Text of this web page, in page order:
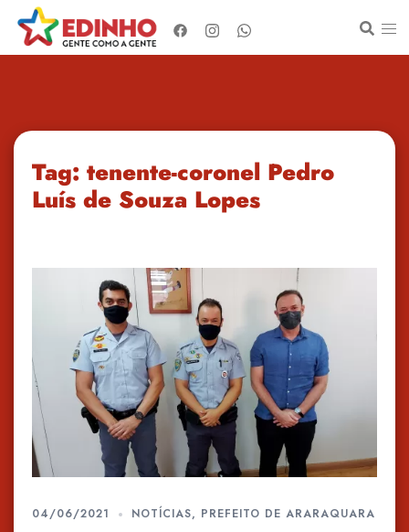
para
o
Tag: tenente-coronel Pedro
Luís de Souza Lopes
04/06/2021 NOTÍCIAS, PREFEITO DE ARARAQUARA